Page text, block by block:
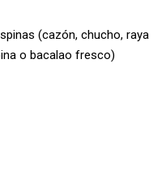
(cazón, chucho, raya
o bacalao fresco)